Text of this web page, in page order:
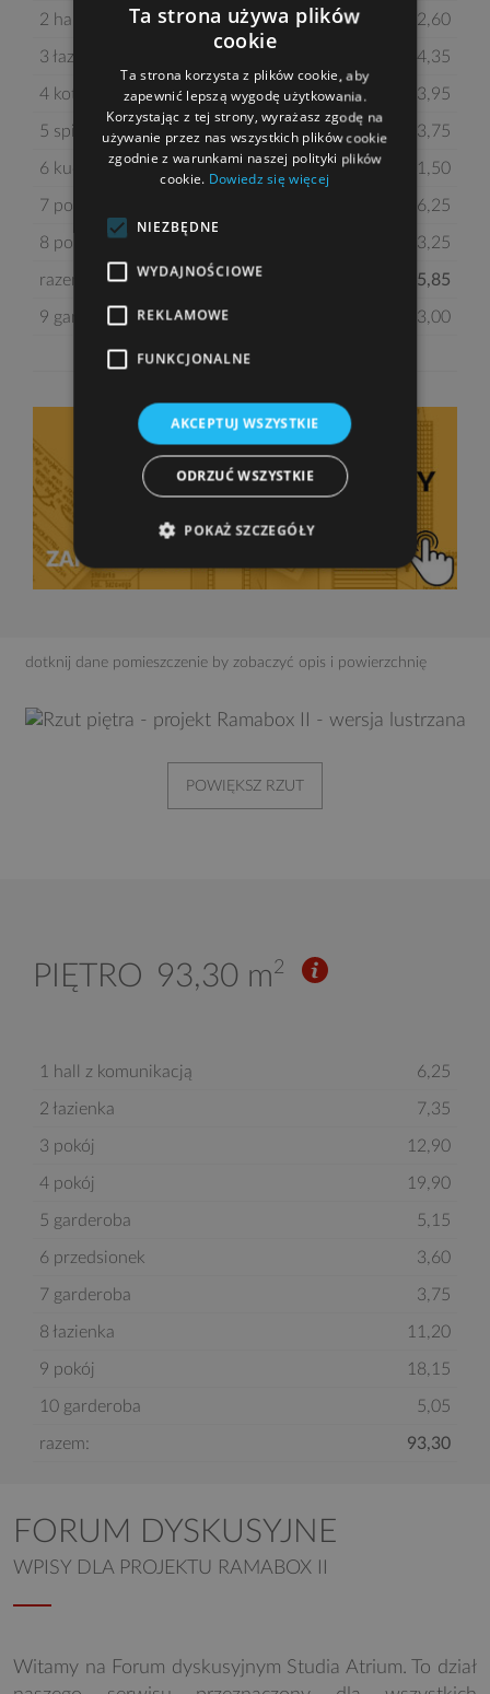
2 hall z komunikacją 12,60
3 łazienka 4,35
4 kotłownia 3,95
5 spiżarnia 3,75
6 kuchnia 11,50
7 pokój dzienny 36,25
8 pokój 13,25
razem: 95,85
9 garaż 43,00
dotknij dane pomieszczenie by zobaczyć opis i powierzchnię
POWIĘKSZ RZUT
PIĘTRO 93,30 m2
1 hall z komunikacją 6,25
2 łazienka 7,35
3 pokój 12,90
4 pokój 19,90
5 garderoba 5,15
6 przedsionek 3,60
7 garderoba 3,75
8 łazienka 11,20
9 pokój 18,15
10 garderoba 5,05
razem: 93,30
FORUM DYSKUSYJNE
WPISY DLA PROJEKTU RAMABOX II
Witamy na Forum dyskusyjnym Studia Atrium. To dział
Ta strona używa plików
cookie
Ta strona korzysta z plików cookie, aby
zapewnić lepszą wygodę użytkowania.
Korzystając z tej strony, wyrażasz zgodę na
używanie przez nas wszystkich plików cookie
zgodnie z warunkami naszej polityki plików
cookie. Dowiedz się więcej
NIEZBĘDNE
WYDAJNOŚCIOWE
REKLAMOWE
FUNKCJONALNE
AKCEPTUJ WSZYSTKIE
ODRZUĆ WSZYSTKIE
POKAŻ SZCZEGÓŁY